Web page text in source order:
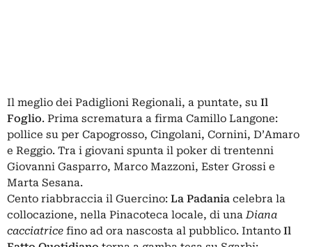
Il meglio dei Padiglioni Regionali, a puntate, su Il
Foglio. Prima scrematura a firma Camillo Langone:
pollice su per Capogrosso, Cingolani, Cornini, D’Amaro
e Reggio. Tra i giovani spunta il poker di trentenni
Giovanni Gasparro, Marco Mazzoni, Ester Grossi e
Marta Sesana.
Cento riabbraccia il Guercino: La Padania celebra la
collocazione, nella Pinacoteca locale, di unaDiana
cacciatrice fino ad ora nascosta al pubblico. Intanto Il